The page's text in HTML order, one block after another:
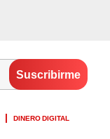
DINERO DIGITAL